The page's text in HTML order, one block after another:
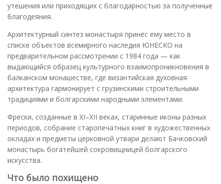
утешения или приходящих с благодарностью за полученные
благодеяния.
Архитектурный синтез монастыря принёс ему место в
списке объектов всемирного наследия ЮНЕСКО на
предварительном рассмотрении с 1984 года — как
выдающийся образец культурного взаимопроникновения в
балканском монашестве, где византийская духовная
архитектура гармонирует с грузинскими строительными
традициями и болгарскими народными элементами.
Фрески, созданные в XI–XII веках, старинные иконы разных
периодов, собрание старопечатных книг в художественных
окладах и предметы церковной утвари делают Бачковский
монастырь богатейшей сокровищницей болгарского
искусства.
Что было похищено